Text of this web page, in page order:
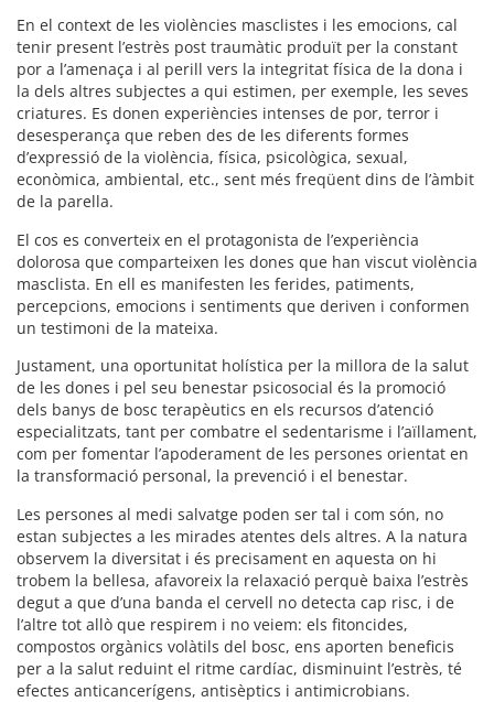
En el context de les violències masclistes i les emocions, cal
tenir present l’estrès post traumàtic produït per la constant
por a l’amenaça i al perill vers la integritat física de la dona i
la dels altres subjectes a qui estimen, per exemple, les seves
criatures. Es donen experiències intenses de por, terror i
desesperança que reben des de les diferents formes
d’expressió de la violència, física, psicològica, sexual,
econòmica, ambiental, etc., sent més freqüent dins de l’àmbit
de la parella.
El cos es converteix en el protagonista de l’experiència
dolorosa que comparteixen les dones que han viscut violència
masclista. En ell es manifesten les ferides, patiments,
percepcions, emocions i sentiments que deriven i conformen
un testimoni de la mateixa.
Justament, una oportunitat holística per la millora de la salut
de les dones i pel seu benestar psicosocial és la promoció
dels banys de bosc terapèutics en els recursos d’atenció
especialitzats, tant per combatre el sedentarisme i l’aïllament,
com per fomentar l’apoderament de les persones orientat en
la transformació personal, la prevenció i el benestar.
Les persones al medi salvatge poden ser tal i com són, no
estan subjectes a les mirades atentes dels altres. A la natura
observem la diversitat i és precisament en aquesta on hi
trobem la bellesa, afavoreix la relaxació perquè baixa l’estrès
degut a que d’una banda el cervell no detecta cap risc, i de
l’altre tot allò que respirem i no veiem: els fitoncides,
compostos orgànics volàtils del bosc, ens aporten beneficis
per a la salut reduint el ritme cardíac, disminuint l’estrès, té
efectes anticancerígens, antisèptics i antimicrobians.